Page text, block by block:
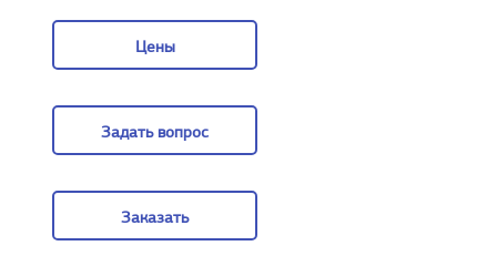
Цены
Задать вопрос
Заказать